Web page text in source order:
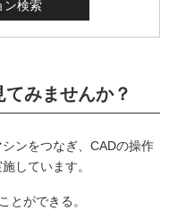
ン検索
みませんか？
ンをつなぎ、CADの操作
しています。
とができる。